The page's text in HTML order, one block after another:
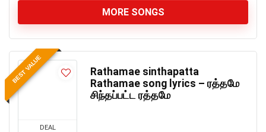
MORE SONGS
BEST VALUE
DEAL
Rathamae sinthapatta
Rathamae song lyrics – ரத்தமே
சிந்தப்பட்ட ரத்தமே